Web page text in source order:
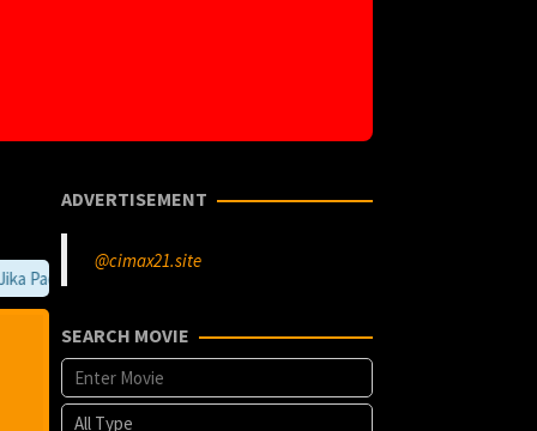
Pada Film kesayangan anda terdapat eror. anda bisa memberi tahu
ADVERTISEMENT
@cimax21.site
SEARCH MOVIE